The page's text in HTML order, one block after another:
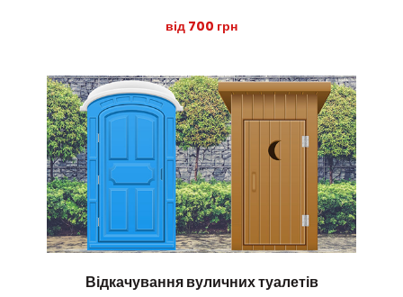
від 700 грн
Відкачування вуличних туалетів